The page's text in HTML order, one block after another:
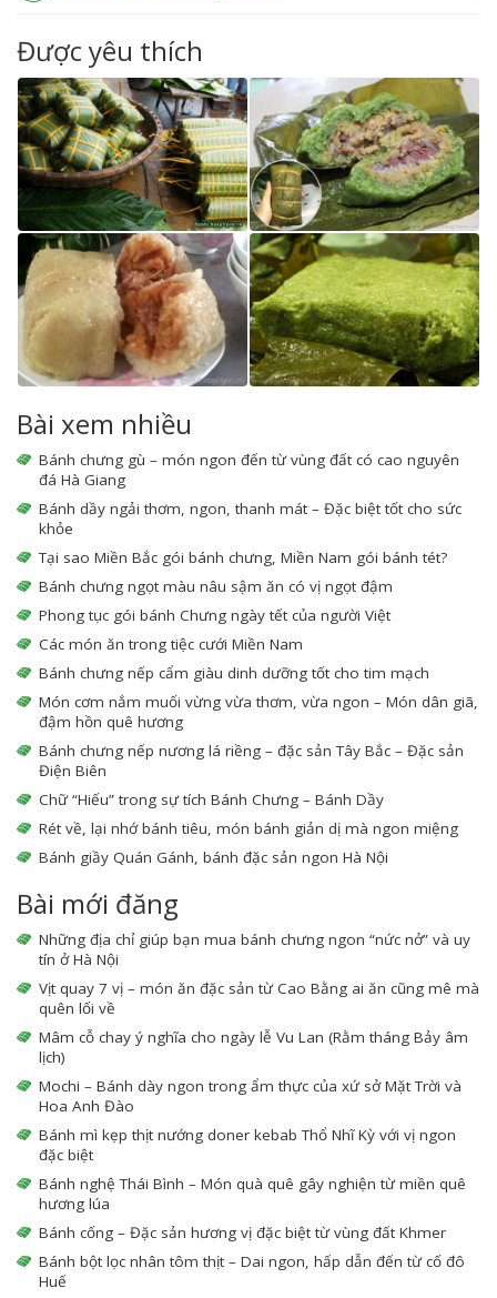
Được yêu thích
Bài xem nhiều
Bánh chưng gù – món ngon đến từ vùng đất có cao nguyên
đá Hà Giang
Bánh dầy ngải thơm, ngon, thanh mát – Đặc biệt tốt cho sức
khỏe
Tại sao Miền Bắc gói bánh chưng, Miền Nam gói bánh tét?
Bánh chưng ngọt màu nâu sậm ăn có vị ngọt đậm
Phong tục gói bánh Chưng ngày tết của người Việt
Các món ăn trong tiệc cưới Miền Nam
Bánh chưng nếp cẩm giàu dinh dưỡng tốt cho tim mạch
Món cơm nắm muối vừng vừa thơm, vừa ngon – Món dân giã,
đậm hồn quê hương
Bánh chưng nếp nương lá riềng – đặc sản Tây Bắc – Đặc sản
Điện Biên
Chữ “Hiếu” trong sự tích Bánh Chưng – Bánh Dầy
Rét về, lại nhớ bánh tiêu, món bánh giản dị mà ngon miệng
Bánh giầy Quán Gánh, bánh đặc sản ngon Hà Nội
Bài mới đăng
Những địa chỉ giúp bạn mua bánh chưng ngon “nức nở” và uy
tín ở Hà Nội
Vịt quay 7 vị – món ăn đặc sản từ Cao Bằng ai ăn cũng mê mà
quên lối về
Mâm cỗ chay ý nghĩa cho ngày lễ Vu Lan (Rằm tháng Bảy âm
lịch)
Mochi – Bánh dày ngon trong ẩm thực của xứ sở Mặt Trời và
Hoa Anh Đào
Bánh mì kẹp thịt nướng doner kebab Thổ Nhĩ Kỳ với vị ngon
đặc biệt
Bánh nghệ Thái Bình – Món quà quê gây nghiện từ miền quê
hương lúa
Bánh cống – Đặc sản hương vị đặc biệt từ vùng đất Khmer
Bánh bột lọc nhân tôm thịt – Dai ngon, hấp dẫn đến từ cố đô
Huế